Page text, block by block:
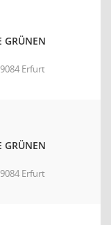
Erfurt
Erfurt